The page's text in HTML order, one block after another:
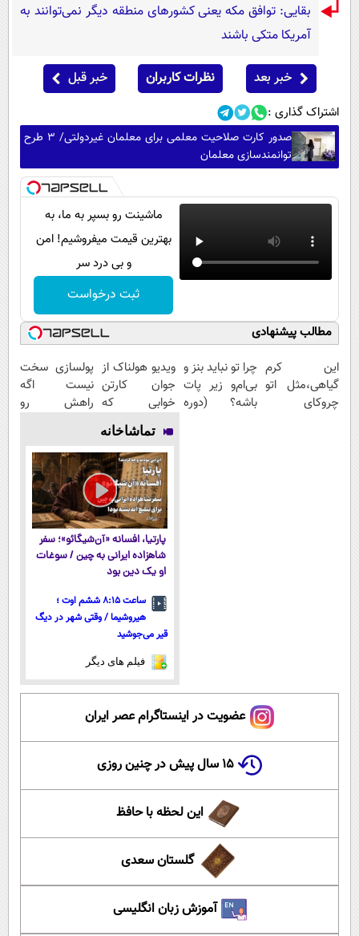
بقایی: توافق مکه یعنی کشورهای منطقه دیگر نمی‌توانند به
آمریکا متکی باشند
خبر بعد نظرات کاربران خبر قبل
اشتراک گذاری :
صدور کارت صلاحیت معلمی برای معلمان غیردولتی/ ۳ طرح
توانمندسازی معلمان
ماشینت رو بسپر به ما، به
بهترین قیمت میفروشیم! امن
و بی درد سر
ثبت درخواست
مطالب پیشنهادی
این کرم
گیاهی،مثل اتو
چروکای
چرا تو نباید بنز و
بی‌ام‌و زیر پات
باشه؟ (دوره
ویدیو هولناک از
جوان کارتن
خوابی که
میلیاردر شد.
آموزش رایگان
پولسازی سخت
نیست اگه
راهش رو
تماشاخانه
پارتیا، افسانه «آن‌شیگائو»؛ سفر
شاهزاده ایرانی به چین / سوغات
او یک دین بود
ساعت ۸:۱۵ ششم اوت ؛
هیروشیما / وقتی شهر در دیگ
قیر می‌جوشید
فیلم های دیگر
عضویت در اینستاگرام عصر ایران
۱۵ سال پیش در چنین روزی
این لحظه با حافظ
گلستان سعدی
آموزش زبان انگلیسی